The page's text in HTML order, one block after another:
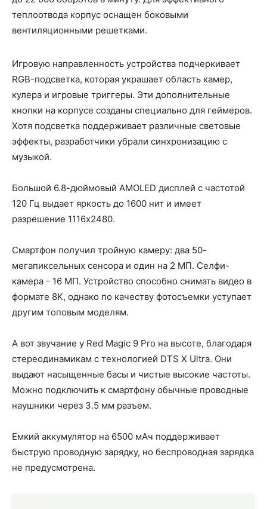
теплоотвода корпус оснащен боковыми
вентиляционными решетками.
Игровую направленность устройства подчеркивает
RGB-подсветка, которая украшает область камер,
кулера и игровые триггеры. Эти дополнительные
кнопки на корпусе созданы специально для геймеров.
Хотя подсветка поддерживает различные световые
эффекты, разработчики убрали синхронизацию с
музыкой.
Большой 6.8-дюймовый AMOLED дисплей с частотой
120 Гц выдает яркость до 1600 нит и имеет
разрешение 1116x2480.
Смартфон получил тройную камеру: два 50-
мегапиксельных сенсора и один на 2 МП. Селфи-
камера - 16 МП. Устройство способно снимать видео в
формате 8K, однако по качеству фотосъемки уступает
другим топовым моделям.
А вот звучание у Red Magic 9 Pro на высоте, благодаря
стереодинамикам с технологией DTS X Ultra. Они
выдают насыщенные басы и чистые высокие частоты.
Можно подключить к смартфону обычные проводные
наушники через 3.5 мм разъем.
Емкий аккумулятор на 6500 мАч поддерживает
быструю проводную зарядку, но беспроводная зарядка
не предусмотрена.